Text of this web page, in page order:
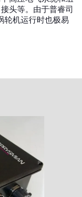
头等。由于普睿司
轮机运行时也极易